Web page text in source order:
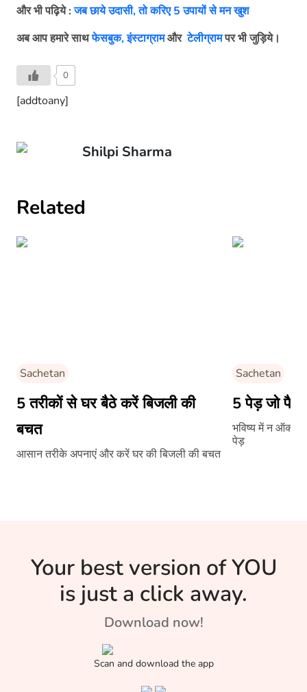
और भी पढ़िये : जब छाये उदासी, तो करिए 5 उपायों से मन खुश
अब आप हमारे साथफेसबुक,इंस्टाग्रामऔरटेलीग्रामपर भी जुड़िये।
0
[addtoany]
Shilpi Sharma
Related
Sachetan
5 तरीकों से घर बैठे करें बिजली की
बचत
आसान तरीके अपनाएं और करें घर की बिजली की बचत
Sachetan
5 पेड़ जो
भविष्य में न
पेड़
Your best version of YOU
is just a click away.
Download now!
Scan and download the app